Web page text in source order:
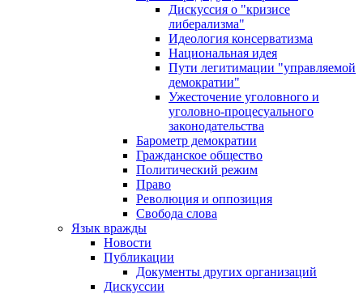
Дискуссия о "кризисе
либерализма"
Идеология консерватизма
Национальная идея
Пути легитимации "управляемой
демократии"
Ужесточение уголовного и
уголовно-процесуального
законодательства
Барометр демократии
Гражданское общество
Политический режим
Право
Революция и оппозиция
Свобода слова
Язык вражды
Новости
Публикации
Документы других организаций
Дискуссии